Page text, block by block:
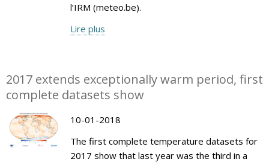
l’IRM (meteo.be).
Lire plus
2017 extends exceptionally warm period, first
complete datasets show
10-01-2018
The first complete temperature datasets for
2017 show that last year was the third in a